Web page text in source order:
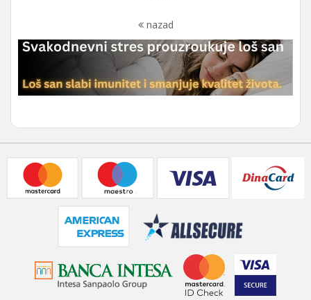
nazad